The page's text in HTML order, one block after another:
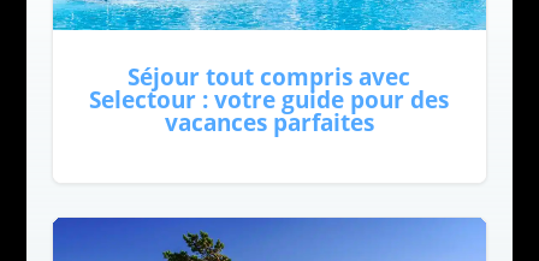
Séjour tout compris avec
Selectour : votre guide pour des
vacances parfaites